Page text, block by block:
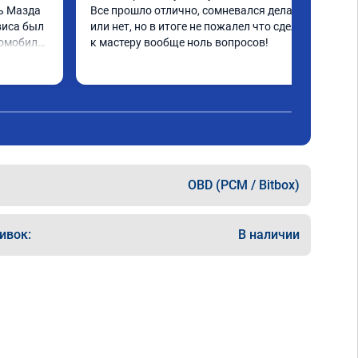
Мазда
был
что
Все прошло отлично, сомневался делать
или нет, но в итоге не пожалел что сделал,
к мастеру вообще ноль вопросов!
OBD (PCM / Bitbox)
В наличии